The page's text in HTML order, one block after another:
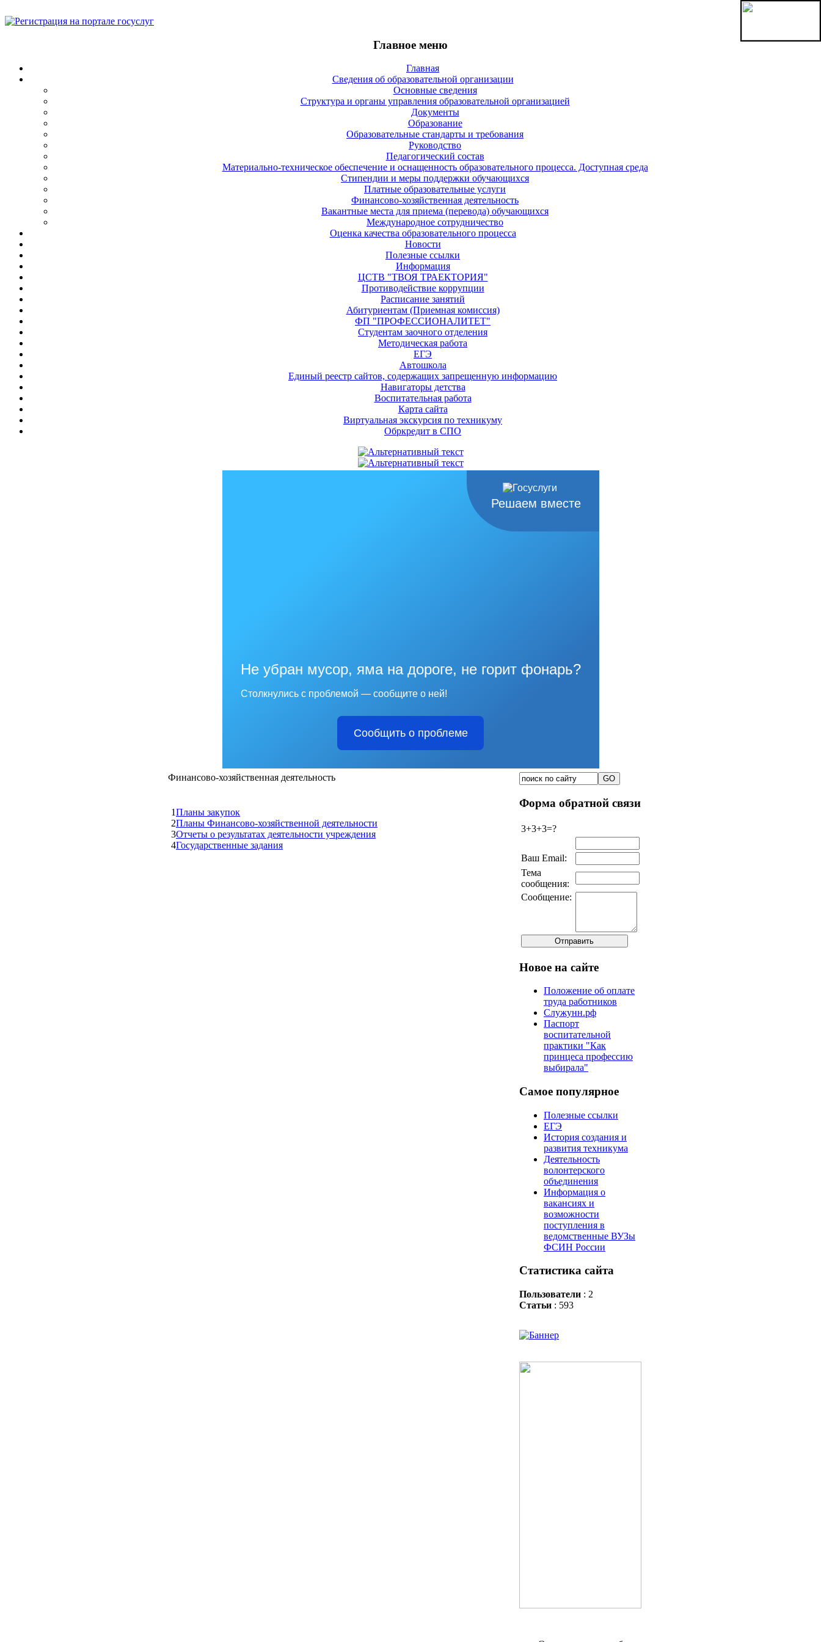
Главное меню
Главная
Сведения об образовательной организации
Основные сведения
Структура и органы управления образовательной организацией
Документы
Образование
Образовательные стандарты и требования
Руководство
Педагогический состав
Материально-техническое обеспечение и оснащенность образовательного процесса. Доступная среда
Стипендии и меры поддержки обучающихся
Платные образовательные услуги
Финансово-хозяйственная деятельность
Вакантные места для приема (перевода) обучающихся
Международное сотрудничество
Оценка качества образовательного процесса
Новости
Полезные ссылки
Информация
ЦСТВ "ТВОЯ ТРАЕКТОРИЯ"
Противодействие коррупции
Расписание занятий
Абитуриентам (Приемная комиссия)
ФП "ПРОФЕССИОНАЛИТЕТ"
Студентам заочного отделения
Методическая работа
ЕГЭ
Автошкола
Единый реестр сайтов, содержащих запрещенную информацию
Навигаторы детства
Воспитательная работа
Карта сайта
Виртуальная экскурсия по техникуму
Обркредит в СПО
Решаем вместе
Не убран мусор, яма на дороге, не горит фонарь?
Столкнулись с проблемой — сообщите о ней!
Сообщить о проблеме
Финансово-хозяйственная деятельность
1Планы закупок
2Планы Финансово-хозяйственной деятельности
3Отчеты о результатах деятельности учреждения
4Государственные задания
Форма обратной связи
3+3+3=?
Ваш Email:
Тема
сообщения:
Сообщение:
Новое на сайте
Положение об оплате
труда работников
Служунн.рф
Паспорт
воспитательной
практики "Как
принцеса профессию
выбирала"
Самое популярное
Полезные ссылки
ЕГЭ
История создания и
развития техникума
Деятельность
волонтерского
объединения
Информация о
вакансиях и
возможности
поступления в
ведомственные ВУЗы
ФСИН России
Статистика сайта
Пользователи : 2
Статьи : 593